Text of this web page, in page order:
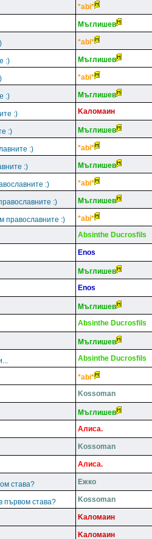
*abi*
Mъглишeв
*abi*
:) Mъглишeв
*abi*
:) Mъглишeв
:) Kaлoмaин
:) Mъглишeв
:) *abi*
:) Mъглишeв
:) *abi*
:) Mъглишeв
православните :) *abi*
Absinthe Ducrosfils
Enos
Mъглишeв
Enos
Mъглишeв
Absinthe Ducrosfils
Mъглишeв
Absinthe Ducrosfils
*abi*
Kossoman
Mъглишeв
Aлиca.
Kossoman
Aлиca.
става? Ежко
първом става? Kossoman
Kaлoмaин
Kaлoмaин